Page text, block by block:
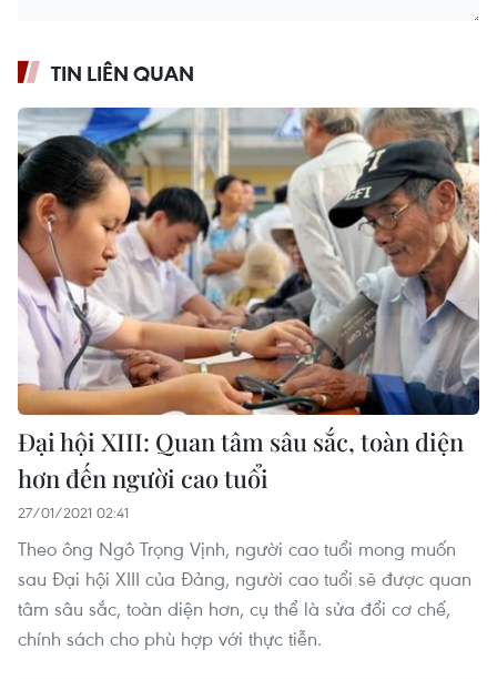
TIN LIÊN QUAN
Đại hội XIII: Quan tâm sâu sắc, toàn diện
hơn đến người cao tuổi
27/01/2021 02:41
Theo ông Ngô Trọng Vịnh, người cao tuổi mong muốn
sau Đại hội XIII của Đảng, người cao tuổi sẽ được quan
tâm sâu sắc, toàn diện hơn, cụ thể là sửa đổi cơ chế,
chính sách cho phù hợp với thực tiễn.